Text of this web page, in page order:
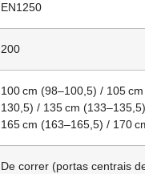
EN1250
200
100 cm (98–100,5) / 105
130,5) / 135 cm
165 cm (163–165,5) / 170
De correr (portas centrais